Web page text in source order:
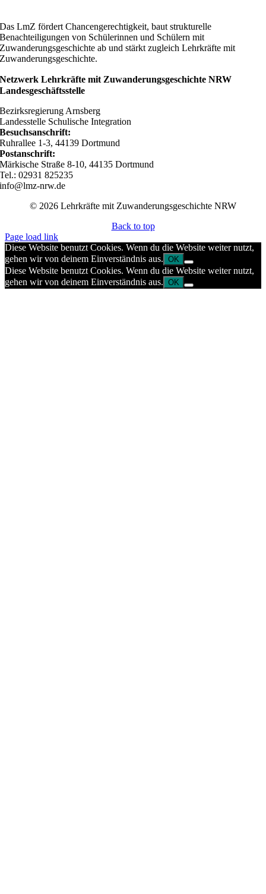
Das LmZ fördert Chancengerechtigkeit, baut strukturelle
Benachteiligungen von Schülerinnen und Schülern mit
Zuwanderungsgeschichte ab und stärkt zugleich Lehrkräfte mit
Zuwanderungsgeschichte.
Netzwerk Lehrkräfte mit Zuwanderungsgeschichte NRW
Landesgeschäftsstelle
Bezirksregierung Arnsberg
Landesstelle Schulische Integration
Besuchsanschrift:
Ruhrallee 1-3, 44139 Dortmund
Postanschrift:
Märkische Straße 8-10, 44135 Dortmund
Tel.: 02931 825235
info@lmz-nrw.de
© 2026 Lehrkräfte mit Zuwanderungsgeschichte NRW
Back to top
Page load link
Diese Website benutzt Cookies. Wenn du die Website weiter nutzt,
gehen wir von deinem Einverständnis aus. OK
Diese Website benutzt Cookies. Wenn du die Website weiter nutzt,
gehen wir von deinem Einverständnis aus. OK